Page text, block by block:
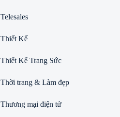
Telesales
Thiết Kế
Thiết Kế Trang Sức
Thời trang & Làm đẹp
Thương mại điện tử